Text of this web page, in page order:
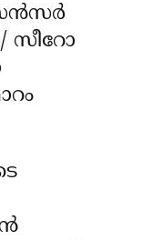
സീറോ